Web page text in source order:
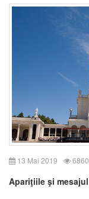
13 Mai 2019 6860
Apariţiile şi